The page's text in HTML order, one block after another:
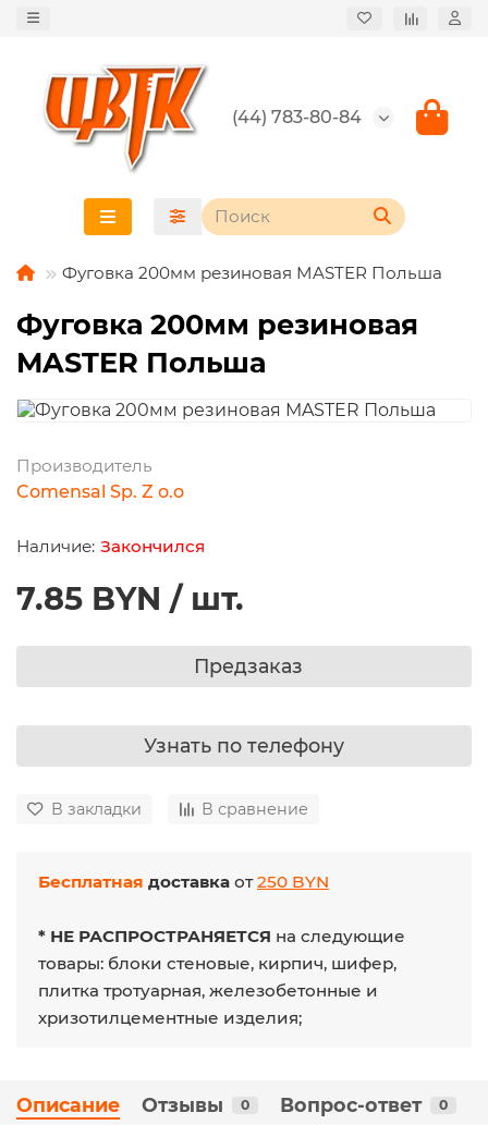
(44) 783-80-84
Фуговка 200мм резиновая MASTER Польша
Фуговка 200мм резиновая
MASTER Польша
Производитель
Comensal Sp. Z o.o
Закончился
7.85 BYN / шт.
Предзаказ
Узнать по телефону
В закладки В сравнение
Бесплатная доставка от250 BYN
* НЕ РАСПРОСТРАНЯЕТСЯ на следующие
товары: блоки стеновые, кирпич, шифер,
плитка тротуарная, железобетонные и
хризотилцементные изделия;
Описание Отзывы 0 Вопрос-ответ 0